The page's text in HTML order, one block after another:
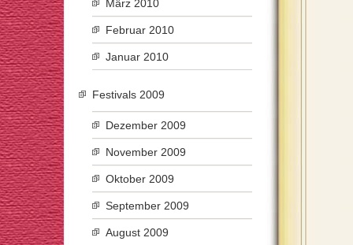
März 2010
Februar 2010
Januar 2010
Festivals 2009
Dezember 2009
November 2009
Oktober 2009
September 2009
August 2009